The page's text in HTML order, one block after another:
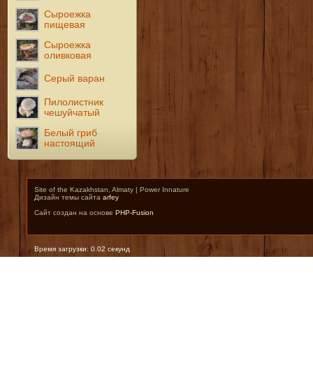
Сыроежка
пищевая
Сыроежка
оливковая
Серый варан
Пилолистник
чешуйчатый
Белый гриб
настоящий
Site of the Kazakhstan, Almaty | Power Innature
Дизайн темы сайта arfey
Сайт создан на основе PHP-Fusion
Время загрузки: 0.02 секунд